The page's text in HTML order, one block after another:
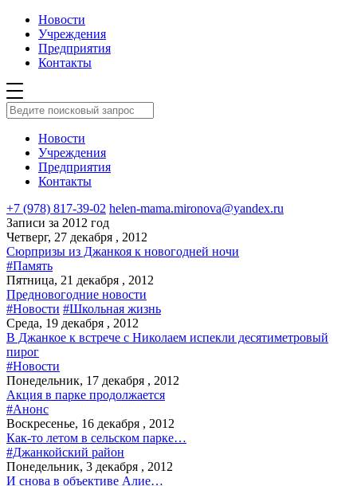
Новости
Учреждения
Предприятия
Контакты
Новости
Учреждения
Предприятия
Контакты
+7 (978) 817-39-02 helen-mama.mironova@yandex.ru
Записи за 2012 год
Четверг, 27 декабря , 2012
Сюрпризы из Джанкоя к новогодней ночи
#Память
Пятница, 21 декабря , 2012
Предновогодние новости
#Новости #Школьная жизнь
Среда, 19 декабря , 2012
В Джанкое к встрече с Николаем испекли десятиметровый
пирог
#Новости
Понедельник, 17 декабря , 2012
Акция в парке продолжается
#Анонс
Воскресенье, 16 декабря , 2012
Как-то летом в сельском парке…
#Джанкойский район
Понедельник, 3 декабря , 2012
И снова в объективе Алие…